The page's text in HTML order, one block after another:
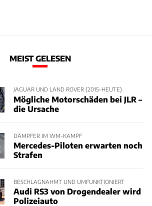
MEIST GELESEN
JAGUAR UND LAND ROVER (2015–HEUTE)
Mögliche Motorschäden bei JLR –
die Ursache
DÄMPFER IM WM-KAMPF
Mercedes-Piloten erwarten noch
Strafen
BESCHLAGNAHMT UND UMFUNKTIONIERT
Audi RS3 von Drogendealer wird
Polizeiauto